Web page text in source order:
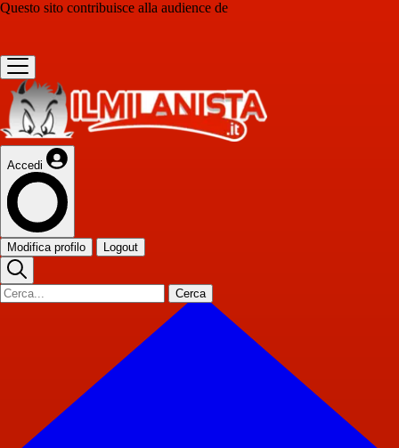
Questo sito contribuisce alla audience de
Accedi
Modifica profilo Logout
Cerca